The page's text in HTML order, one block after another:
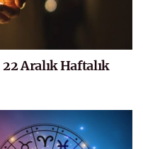
22 Aralık Haftalık